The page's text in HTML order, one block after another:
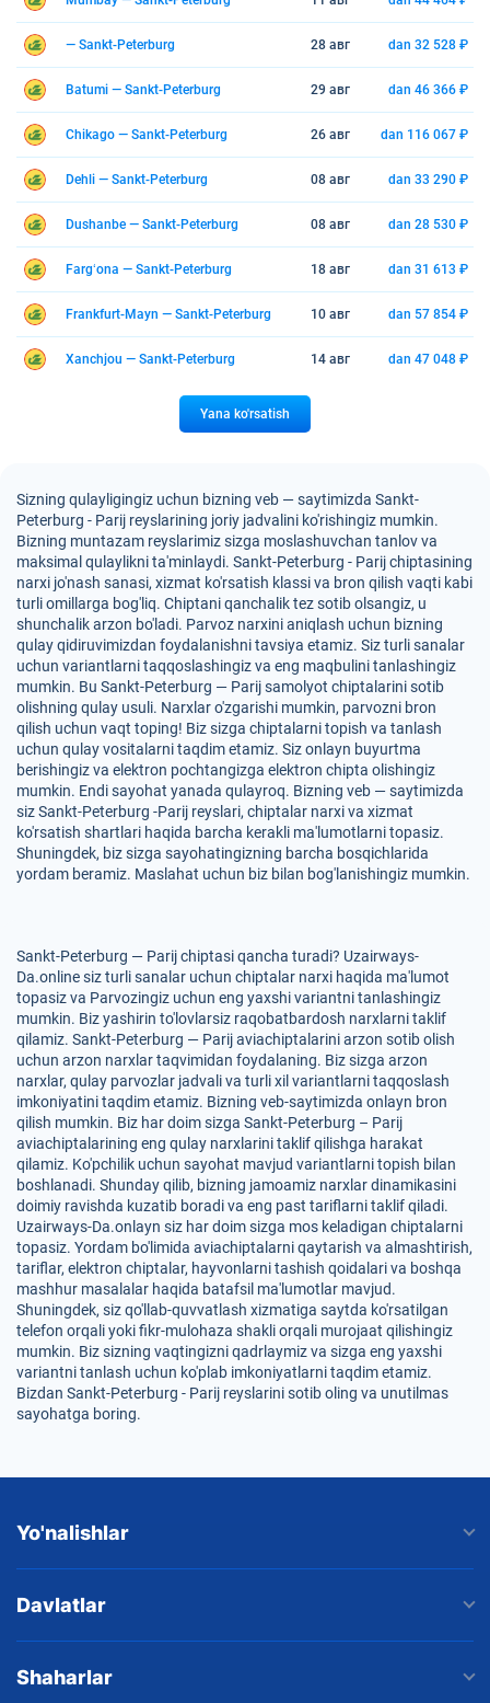
— Sankt-Peterburg 28 авг dan 32 528 ₽
Batumi — Sankt-Peterburg 29 авг dan 46 366 ₽
Chikago — Sankt-Peterburg 26 авг dan 116 067 ₽
Dehli — Sankt-Peterburg 08 авг dan 33 290 ₽
Dushanbe — Sankt-Peterburg 08 авг dan 28 530 ₽
Fargʻona — Sankt-Peterburg 18 авг dan 31 613 ₽
Frankfurt-Mayn — Sankt-Peterburg 10 авг dan 57 854 ₽
Xanchjou — Sankt-Peterburg 14 авг dan 47 048 ₽
Yana ko'rsatish
Sizning qulayligingiz uchun bizning veb — saytimizda Sankt-
Peterburg - Parij reyslarining joriy jadvalini ko'rishingiz mumkin.
Bizning muntazam reyslarimiz sizga moslashuvchan tanlov va
maksimal qulaylikni ta'minlaydi. Sankt-Peterburg - Parij chiptasining
narxi jo'nash sanasi, xizmat ko'rsatish klassi va bron qilish vaqti kabi
turli omillarga bog'liq. Chiptani qanchalik tez sotib olsangiz, u
shunchalik arzon bo'ladi. Parvoz narxini aniqlash uchun bizning
qulay qidiruvimizdan foydalanishni tavsiya etamiz. Siz turli sanalar
uchun variantlarni taqqoslashingiz va eng maqbulini tanlashingiz
mumkin. Bu Sankt-Peterburg — Parij samolyot chiptalarini sotib
olishning qulay usuli. Narxlar o'zgarishi mumkin, parvozni bron
qilish uchun vaqt toping! Biz sizga chiptalarni topish va tanlash
uchun qulay vositalarni taqdim etamiz. Siz onlayn buyurtma
berishingiz va elektron pochtangizga elektron chipta olishingiz
mumkin. Endi sayohat yanada qulayroq. Bizning veb — saytimizda
siz Sankt-Peterburg -Parij reyslari, chiptalar narxi va xizmat
ko'rsatish shartlari haqida barcha kerakli ma'lumotlarni topasiz.
Shuningdek, biz sizga sayohatingizning barcha bosqichlarida
yordam beramiz. Maslahat uchun biz bilan bog'lanishingiz mumkin.
Sankt-Peterburg — Parij chiptasi qancha turadi? Uzairways-
Da.online siz turli sanalar uchun chiptalar narxi haqida ma'lumot
topasiz va Parvozingiz uchun eng yaxshi variantni tanlashingiz
mumkin. Biz yashirin to'lovlarsiz raqobatbardosh narxlarni taklif
qilamiz. Sankt-Peterburg — Parij aviachiptalarini arzon sotib olish
uchun arzon narxlar taqvimidan foydalaning. Biz sizga arzon
narxlar, qulay parvozlar jadvali va turli xil variantlarni taqqoslash
imkoniyatini taqdim etamiz. Bizning veb-saytimizda onlayn bron
qilish mumkin. Biz har doim sizga Sankt-Peterburg – Parij
aviachiptalarining eng qulay narxlarini taklif qilishga harakat
qilamiz. Ko'pchilik uchun sayohat mavjud variantlarni topish bilan
boshlanadi. Shunday qilib, bizning jamoamiz narxlar dinamikasini
doimiy ravishda kuzatib boradi va eng past tariflarni taklif qiladi.
Uzairways-Da.onlayn siz har doim sizga mos keladigan chiptalarni
topasiz. Yordam bo'limida aviachiptalarni qaytarish va almashtirish,
tariflar, elektron chiptalar, hayvonlarni tashish qoidalari va boshqa
mashhur masalalar haqida batafsil ma'lumotlar mavjud.
Shuningdek, siz qo'llab-quvvatlash xizmatiga saytda ko'rsatilgan
telefon orqali yoki fikr-mulohaza shakli orqali murojaat qilishingiz
mumkin. Biz sizning vaqtingizni qadrlaymiz va sizga eng yaxshi
variantni tanlash uchun ko'plab imkoniyatlarni taqdim etamiz.
Bizdan Sankt-Peterburg - Parij reyslarini sotib oling va unutilmas
sayohatga boring.
Yo'nalishlar
Davlatlar
Shaharlar